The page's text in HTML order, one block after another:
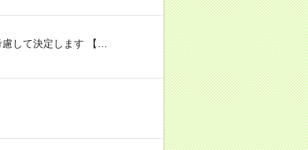
して決定します 【…